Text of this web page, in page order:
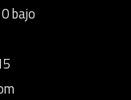
bajo